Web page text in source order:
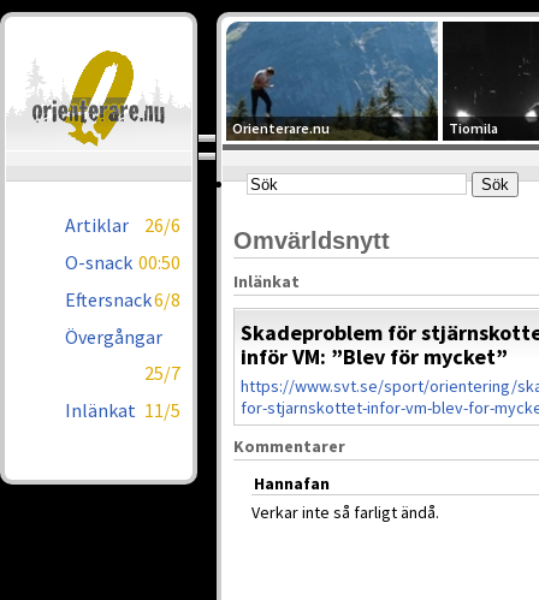
Artiklar
26/6
O-snack 00:50
Eftersnack6/8
Övergångar
25/7
Inlänkat 11/5
Orienterare.nu Tiomila
Omvärldsnytt
Inlänkat
Skadeproblem för
inför VM: ”Blev för mycket”
https://www.svt.se/sport/orientering/
for-stjarnskottet-infor-vm-blev-for-
Kommentarer
Hannafan
Verkar inte så farligt ändå.